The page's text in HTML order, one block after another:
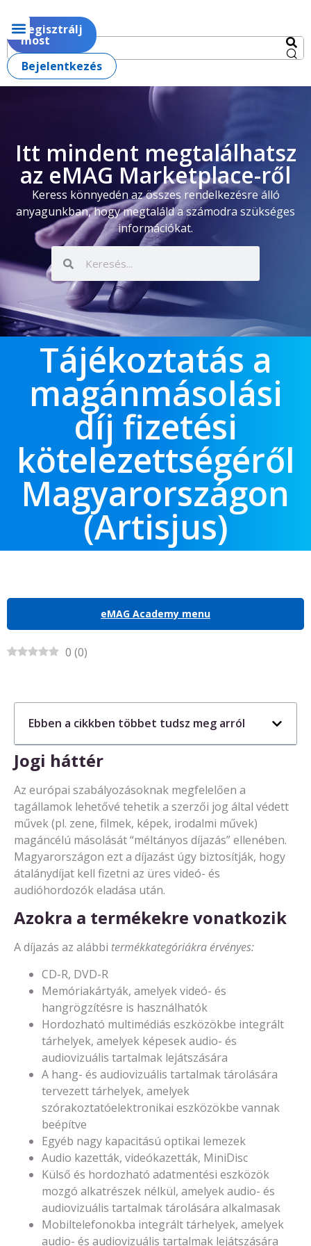
Regisztrálj
most
Bejelentkezés
Itt mindent megtalálhatsz
az eMAG Marketplace-ről
Keress könnyedén az összes rendelkezésre álló
anyagunkban, hogy megtaláld a számodra szükséges
információkat.
Tájékoztatás a
magánmásolási
díj fizetési
kötelezettségéről
Magyarországon
(Artisjus)
eMAG Academy menu
0 (0)
Ebben a cikkben többet tudsz meg arról
Jogi háttér
Az európai szabályozásoknak megfelelően a
tagállamok lehetővé tehetik a szerzői jog által védett
művek (pl. zene, filmek, képek, irodalmi művek)
magáncélú másolását “méltányos díjazás” ellenében.
Magyarországon ezt a díjazást úgy biztosítják, hogy
átalánydíjat kell fizetni az üres videó- és
audióhordozók eladása után.
Azokra a termékekre vonatkozik
A díjazás az alábbi termékkategóriákra érvényes:
CD-R, DVD-R
Memóriakártyák, amelyek videó- és
hangrögzítésre is használhatók
Hordozható multimédiás eszközökbe integrált
tárhelyek, amelyek képesek audio- és
audiovizuális tartalmak lejátszására
A hang- és audiovizuális tartalmak tárolására
tervezett tárhelyek, amelyek
szórakoztatóelektronikai eszközökbe vannak
beépítve
Egyéb nagy kapacitású optikai lemezek
Audio kazetták, videókazetták, MiniDisc
Külső és hordozható adatmentési eszközök
mozgó alkatrészek nélkül, amelyek audio- és
audiovizuális tartalmak tárolására alkalmasak
Mobiltelefonokba integrált tárhelyek, amelyek
audio- és audiovizuális tartalmak lejátszására